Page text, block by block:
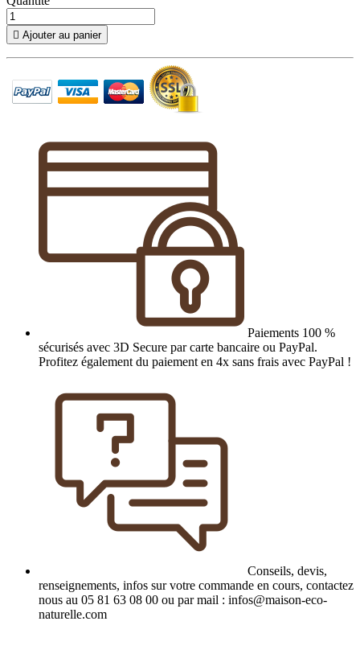
 Ajouter au panier
Paiements 100 %
sécurisés avec 3D Secure par carte bancaire ou PayPal.
Profitez également du paiement en 4x sans frais avec PayPal !
Conseils, devis,
renseignements, infos sur votre commande en cours, contactez
nous au 05 81 63 08 00 ou par mail : infos@maison-eco-
naturelle.com